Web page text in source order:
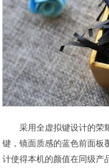
采用全虚拟键设计的荣
键，镜面质感的蓝色前面板
计使得本机的颜值在同级产